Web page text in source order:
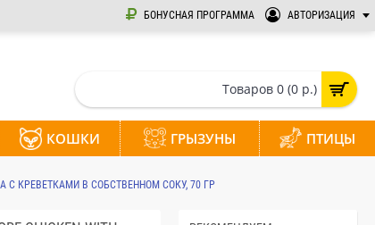
БОНУСНАЯ ПРОГРАММА АВТОРИЗАЦИЯ
Товаров 0 (0 р.)
КОШКИ ГРЫЗУНЫ ПТИЦЫ
С КРЕВЕТКАМИ В СОБСТВЕННОМ СОКУ, 70 ГР